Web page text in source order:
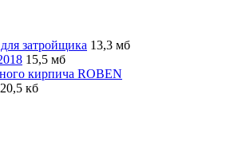
затройщика 13,3 мб
15,5 мб
кирпича ROBEN
кб